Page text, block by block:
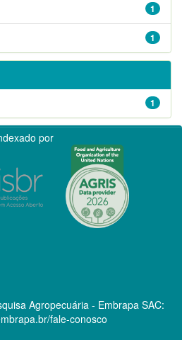
1
1
1
por
Agropecuária - Embrapa SAC:
fale-conosco